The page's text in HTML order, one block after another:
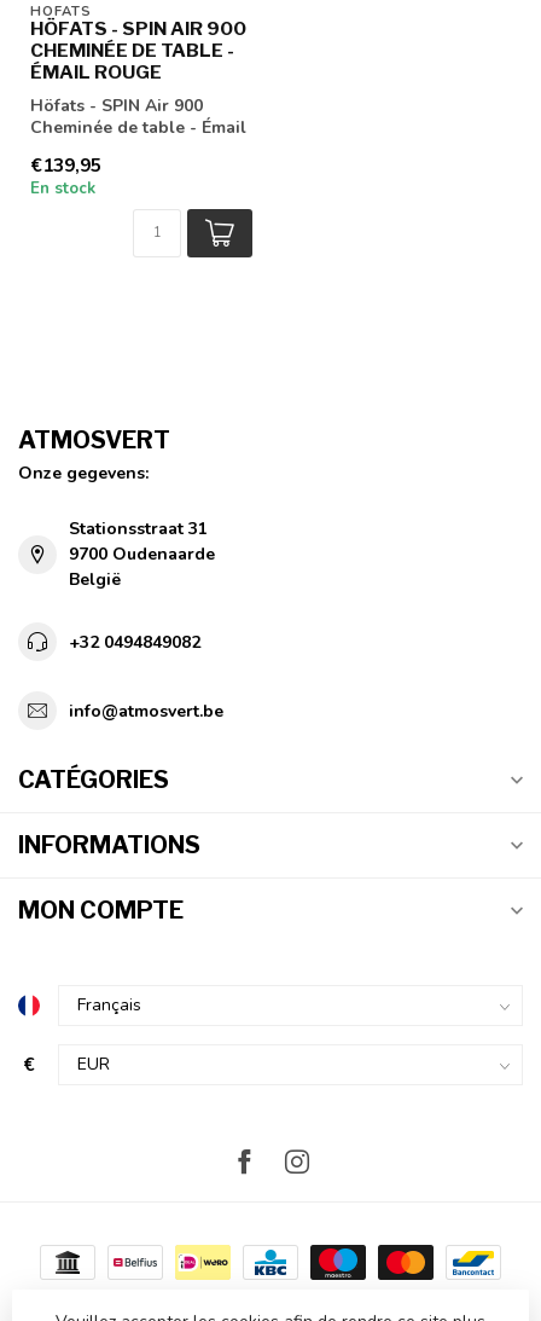
HÖFATS
HÖFATS - SPIN AIR 900
CHEMINÉE DE TABLE -
ÉMAIL ROUGE
Höfats - SPIN Air 900
Cheminée de table - Émail
€139,95
En stock
ATMOSVERT
Onze gegevens:
Stationsstraat 31
9700 Oudenaarde
België
+32 0494849082
info@atmosvert.be
CATÉGORIES
INFORMATIONS
MON COMPTE
€